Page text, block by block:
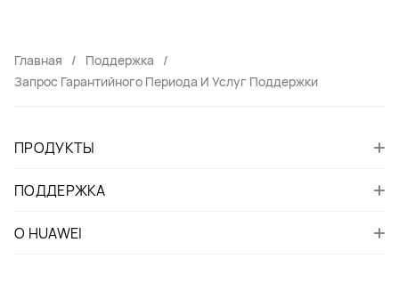
Главная
Поддержка
Запрос Гарантийного Периода И Услуг Поддержки
ПРОДУКТЫ
ПОДДЕРЖКА
О HUAWEI